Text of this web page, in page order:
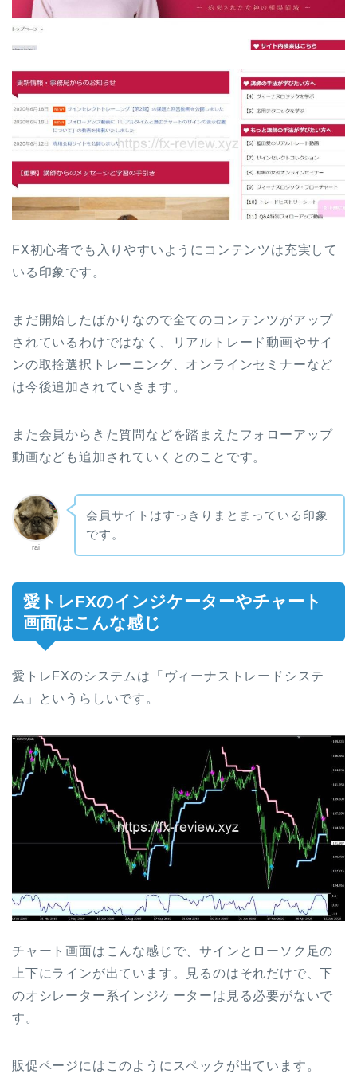
FX初心者でも入りやすいようにコンテンツは充実して
いる印象です。
まだ開始したばかりなので全てのコンテンツがアップ
されているわけではなく、リアルトレード動画やサイ
ンの取捨選択トレーニング、オンラインセミナーなど
は今後追加されていきます。
また会員からきた質問などを踏まえたフォローアップ
動画なども追加されていくとのことです。
rai
会員サイトはすっきりまとまっている印象
です。
愛トレFXのインジケーターやチャート
画面はこんな感じ
愛トレFXのシステムは「ヴィーナストレードシステ
ム」というらしいです。
チャート画面はこんな感じで、サインとローソク足の
上下にラインが出ています。見るのはそれだけで、下
のオシレーター系インジケーターは見る必要がないで
す。
販促ページにはこのようにスペックが出ています。